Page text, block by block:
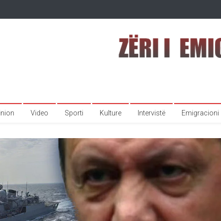
Video Sporti Kulture Intervistë Emigracioni